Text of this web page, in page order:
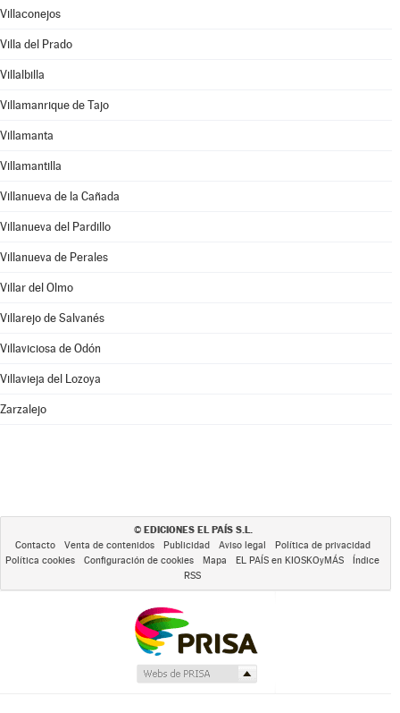
Villaconejos
Villa del Prado
Villalbilla
Villamanrique de Tajo
Villamanta
Villamantilla
Villanueva de la Cañada
Villanueva del Pardillo
Villanueva de Perales
Villar del Olmo
Villarejo de Salvanés
Villaviciosa de Odón
Villavieja del Lozoya
Zarzalejo
© EDICIONES EL PAÍS S.L.
Contacto Venta de contenidos Publicidad Aviso legal
Política de privacidad
Política cookies
Configuración de cookies Mapa EL PAÍS en KIOSKOyMÁS
Índice
RSS